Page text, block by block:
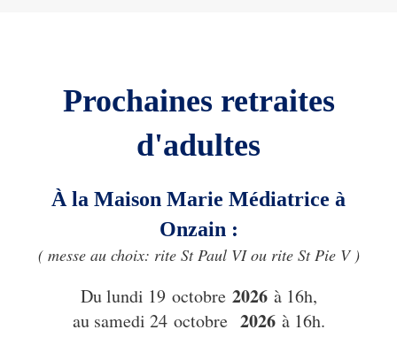
Prochaines retraites
d'adultes
À la Maison Marie Médiatrice à
Onzain :
( messe au choix: rite St Paul VI ou rite St Pie V )
Du lundi 19 octobre 2026à 16h,
au samedi 24 octobre 2026à 16h.